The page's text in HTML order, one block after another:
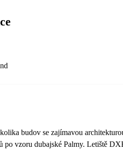
budov se zajímavou
po vzoru dubajské Palmy. Letiště